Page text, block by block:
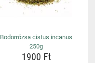
Bodorrózsa cistus incanus
250g
1900 Ft